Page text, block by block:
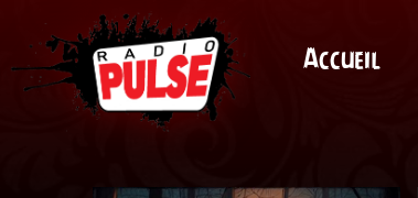
Accueil